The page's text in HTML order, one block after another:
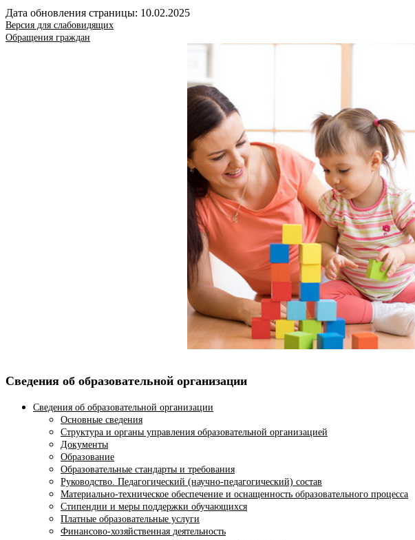
Дата обновления страницы: 10.02.2025
Версия для слабовидящих
Обращения граждан
Сведения об образовательной организации
Сведения об образовательной организации
Основные сведения
Структура и органы управления образовательной организацией
Документы
Образование
Образовательные стандарты и требования
Руководство. Педагогический (научно-педагогический) состав
Материально-техническое обеспечение и оснащенность образовательного процесса
Стипендии и меры поддержки обучающихся
Платные образовательные услуги
Финансово-хозяйственная деятельность